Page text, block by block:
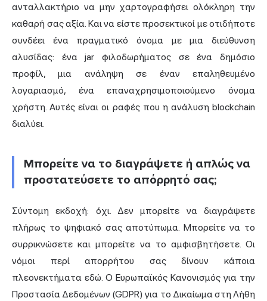
ανταλλακτήριο να μην χαρτογραφήσει ολόκληρη την
καθαρή σας αξία. Και να είστε προσεκτικοί με οτιδήποτε
συνδέει ένα πραγματικό όνομα με μια διεύθυνση
αλυσίδας: ένα jar φιλοδωρήματος σε ένα δημόσιο
προφίλ, μια ανάληψη σε έναν επαληθευμένο
λογαριασμό, ένα επαναχρησιμοποιούμενο όνομα
χρήστη. Αυτές είναι οι ραφές που η ανάλυση blockchain
διαλύει.
Μπορείτε να το διαγράψετε ή απλώς να
προστατεύσετε το απόρρητό σας;
Σύντομη εκδοχή: όχι. Δεν μπορείτε να διαγράψετε
πλήρως το ψηφιακό σας αποτύπωμα. Μπορείτε να το
συρρικνώσετε και μπορείτε να το αμφισβητήσετε. Οι
νόμοι περί απορρήτου σας δίνουν κάποια
πλεονεκτήματα εδώ. Ο Ευρωπαϊκός Κανονισμός για την
Προστασία Δεδομένων (GDPR) για το Δικαίωμα στη Λήθη